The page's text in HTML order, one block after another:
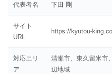
代表者名 下田 剛
サイト
URL
https://kyutou-
対応エリ
ア
清瀬市、東久留米市
辺地域